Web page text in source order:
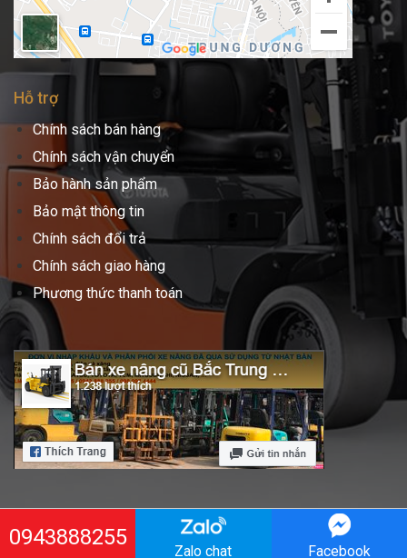
Hỗ trợ
Chính sách bán hàng
Chính sách vận chuyển
Bảo hành sản phẩm
Bảo mật thông tin
Chính sách đổi trả
Chính sách giao hàng
Phương thức thanh toán
Copyright 2021 ©xenangbactrungnam.com
0943888255
Zalo chat Facebook